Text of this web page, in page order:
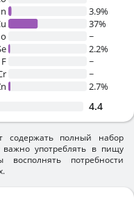
3.9%
37%
~
2.2%
F
~
~
2.7%
4.4
содержать полный набор
употреблять в пищу
восполнять потребности